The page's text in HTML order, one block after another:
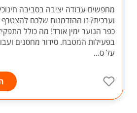
מחפשים עבודה יציבה בסביבה
וערכית? זו ההזדמנות שלכם
כפר הנוער ימין אורד! מה כולל
בפעילות המטבח. סידור מחסנים
על ס...